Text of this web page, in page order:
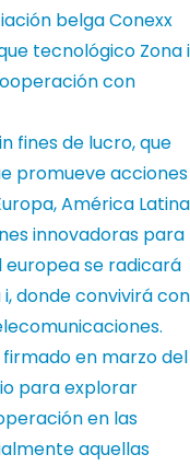
belga Conexx
tecnológico Zona i
con
fines de lucro, que
promueve acciones
América Latina
innovadoras para
europea se radicará
donde convivirá con
en marzo del
para explorar
en las
aquellas